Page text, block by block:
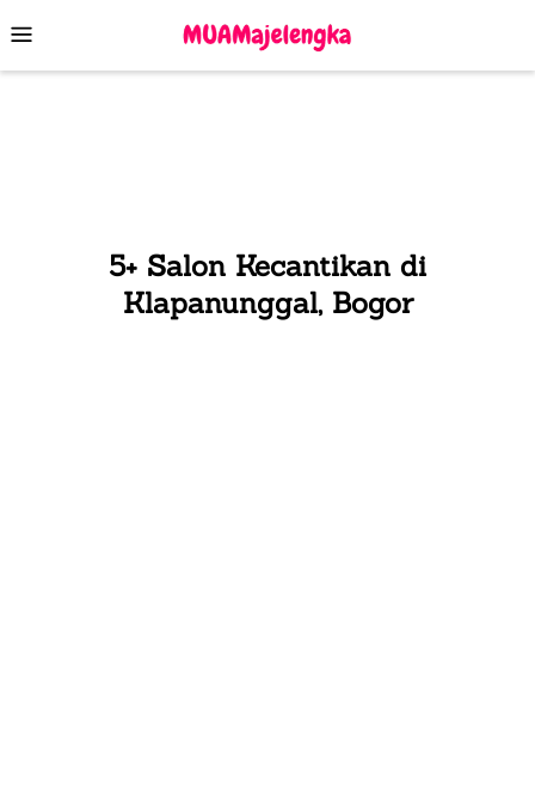
to
contentMenu
5+ Salon Kecantikan di
Klapanunggal, Bogor